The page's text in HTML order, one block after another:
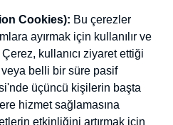
etkinliğini artırmak için hedef ve
ziyaret ettiğiniz web
ve başta kullanıcı cihazının IP
toplayabilir. Web Sitesi, bilgi
verileri hatırlamak ve size
reklamları iyileştirmek ziyaret
reklam hizmetlerinin diğer
ve reklam hizmetleriyle
belirlemek için hem birinci taraf